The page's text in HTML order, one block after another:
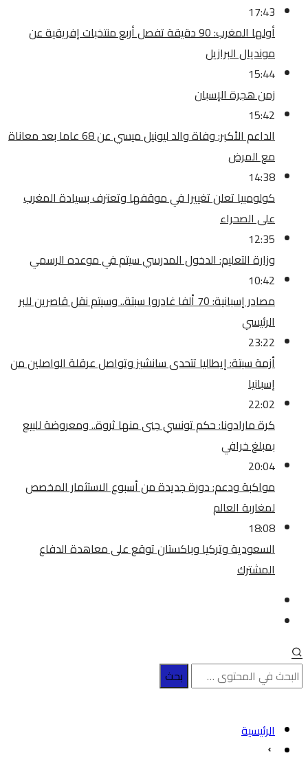
17:43
أولها المغرب: 90 دقيقة تفصل أربع منتخبات إفريقية عن
مونديال البرازيل
15:44
زمن هجرة الإسبان
15:42
الداعم الأكبر: وفاة والد ليونيل ميسي عن 68 عاما بعد معاناة
مع المرض
14:38
كولومبيا تعلن تغييرا في موقفها وتعترف بسيادة المغرب
على الصحراء
12:35
وزارة التعليم: الدخول المدرسي سیتم في موعده الرسمي
10:42
مصادر إسبانية: 70 ألفا غادروا سبتة.. وسيتم نقل قاصرين للبر
الرئيسي
23:22
أزمة سبتة: إيطاليا تتحدى سانشيز وتواصل عرقلة الواصلين من
إسبانيا
22:02
كرة مارادونا: حكم تونسي جنى منها ثروة.. ومعروضة للبيع
بمبلغ خرافي
20:04
مواكبة ودعم: دورة جديدة من أسبوع الاستثمار المخصص
لمغاربة العالم
18:08
السعودية وتركيا وباكستان توقع على معاهدة الدفاع
المشترك
الرئيسية